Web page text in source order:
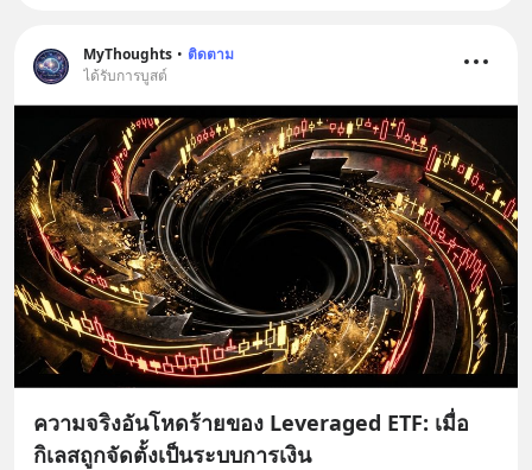
MyThoughts • ติดตาม
ได้รับการบูสต์
ความจริงอันโหดร้ายของ Leveraged ETF: เมื่อ
กิเลสถูกจัดตั้งเป็นระบบการเงิน